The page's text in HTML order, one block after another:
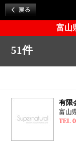
富山
51件
有限
富山
TEL